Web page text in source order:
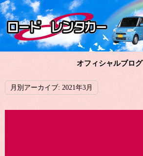
オフィシャルブログ
月別アーカイブ: 2021年3月